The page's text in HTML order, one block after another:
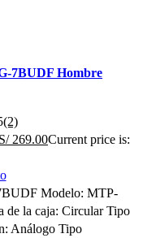
7BUDF Hombre
(2)
S/269.00Current price is:
Modelo: MTP-
la caja: Circular Tipo
Análogo Tipo